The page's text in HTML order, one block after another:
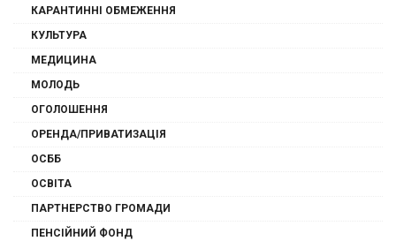
КАРАНТИННІ ОБМЕЖЕННЯ
КУЛЬТУРА
МЕДИЦИНА
МОЛОДЬ
ОГОЛОШЕННЯ
ОРЕНДА/ПРИВАТИЗАЦІЯ
ОСББ
ОСВІТА
ПАРТНЕРСТВО ГРОМАДИ
ПЕНСІЙНИЙ ФОНД